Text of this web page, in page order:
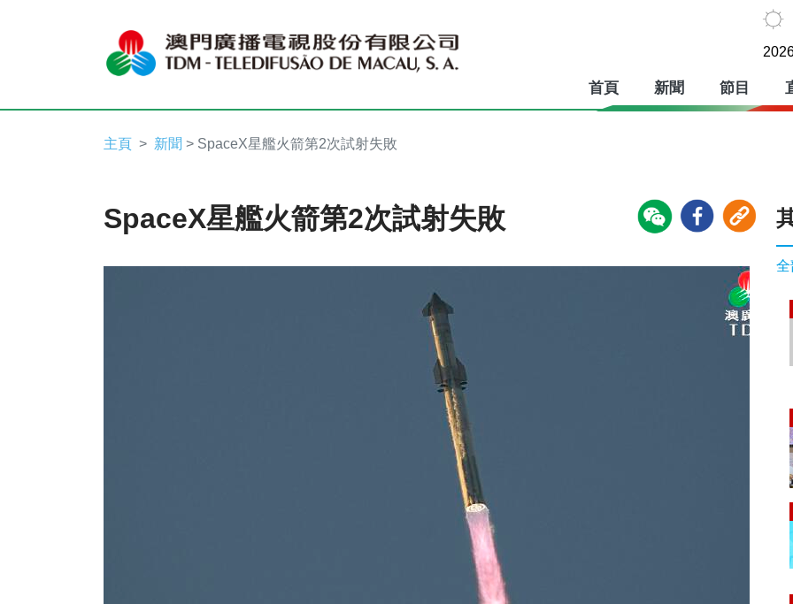
首頁 新聞 節目
主頁 新聞 > SpaceX星艦火箭第2次試射失敗
SpaceX星艦火箭第2次試射失敗
全